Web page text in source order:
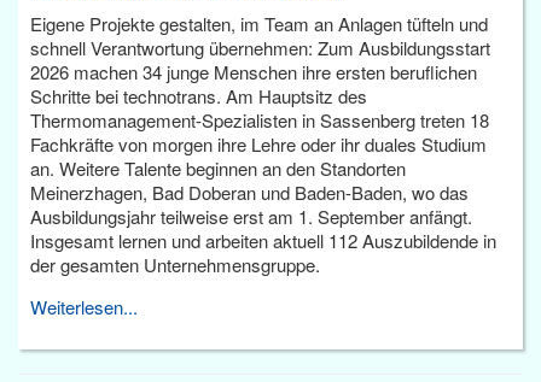
Eigene Projekte gestalten, im Team an Anlagen tüfteln und
schnell Verantwortung übernehmen: Zum Ausbildungsstart
2026 machen 34 junge Menschen ihre ersten beruflichen
Schritte bei technotrans. Am Hauptsitz des
Thermomanagement-Spezialisten in Sassenberg treten 18
Fachkräfte von morgen ihre Lehre oder ihr duales Studium
an. Weitere Talente beginnen an den Standorten
Meinerzhagen, Bad Doberan und Baden-Baden, wo das
Ausbildungsjahr teilweise erst am 1. September anfängt.
Insgesamt lernen und arbeiten aktuell 112 Auszubildende in
der gesamten Unternehmensgruppe.
Weiterlesen...